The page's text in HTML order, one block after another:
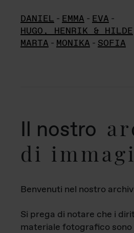
DANIEL - EMMA - EVA -
HUGO, HENRIK & HILDE
MARTA - MONIKA - SOFIA
Il nostro
di
Benvenuti nel nostro
Si prega di notare che i
materiale fotografico